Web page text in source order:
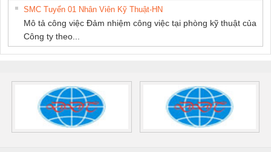
SMC Tuyển 01 Nhân Viên Kỹ Thuật-HN
Mô tả công việc Đảm nhiệm công việc tại phòng kỹ thuật của
Công ty theo...